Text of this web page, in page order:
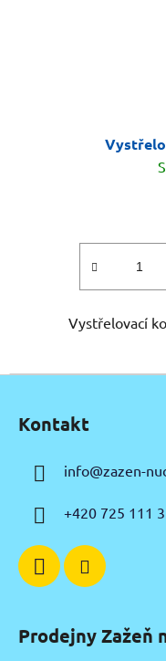
Vystřelovací
Kontakt
info@zazen-
+420 725 111
Prodejny Zažeň